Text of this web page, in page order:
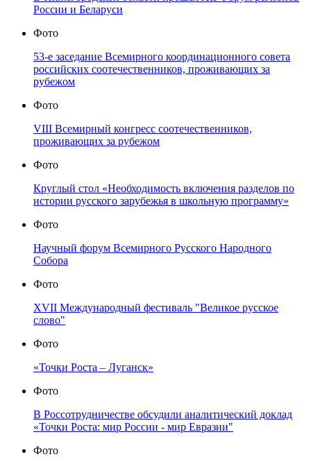
России и Беларуси
Фото
53-е заседание Всемирного координационного совета
российских соотечественников, проживающих за
рубежом
Фото
VIII Всемирный конгресс соотечественников,
проживающих за рубежом
Фото
Круглый стол «Необходимость включения разделов по
истории русского зарубежья в школьную программу»
Фото
Научный форум Всемирного Русского Народного
Собора
Фото
XVII Международный фестиваль "Великое русское
слово"
Фото
«Точки Роста – Луганск»
Фото
В Россотрудничестве обсудили аналитический доклад
«Точки Роста: мир России - мир Евразии"
Фото